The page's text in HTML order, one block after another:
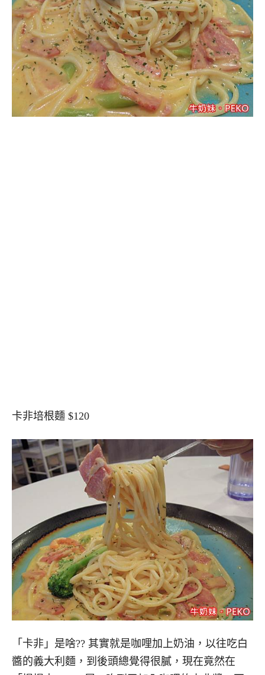
卡非培根麵 $120
「卡非」是啥?? 其實就是咖哩加上奶油，以往吃白
醬的義大利麵，到後頭總覺得很膩，現在竟然在